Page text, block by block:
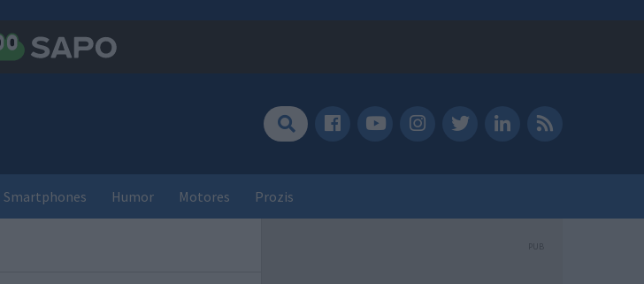
Smartphones Humor Motores Prozis
PUB